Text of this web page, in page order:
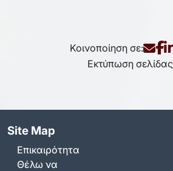
Κοινοποίηση σε:
Εκτύπωση σελίδας
Site Map
Επικαιρότητα
Θέλω να